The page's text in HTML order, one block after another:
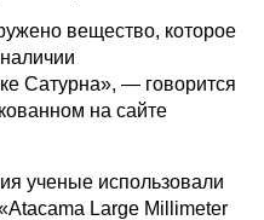
вещество, которое
Сатурна», — говорится
на сайте
ученые использовали
Large Millimeter